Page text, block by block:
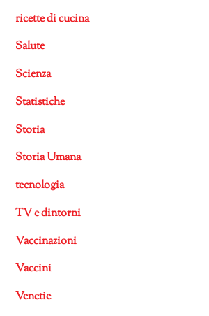
ricette di cucina
Salute
Scienza
Statistiche
Storia
Storia Umana
tecnologia
TV e dintorni
Vaccinazioni
Vaccini
Venetie